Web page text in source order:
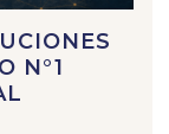
N°1